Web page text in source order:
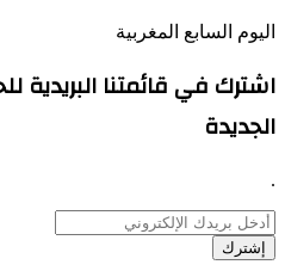
اليوم السابع المغربية
اشترك في قائمتنا البريدية
الجديدة
.
أدخل
بريدك
الإلكتروني